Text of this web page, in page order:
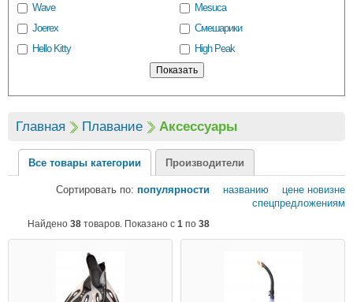
Wave
Joerex
Hello Kitty
Mesuca
Смешарики
High Peak
Главная Плавание Аксессуары
Все товары категории Производители
Сортировать по: популярности названию цене новизне
спецпредложениям
Найдено 38 товаров. Показано с 1 по 38